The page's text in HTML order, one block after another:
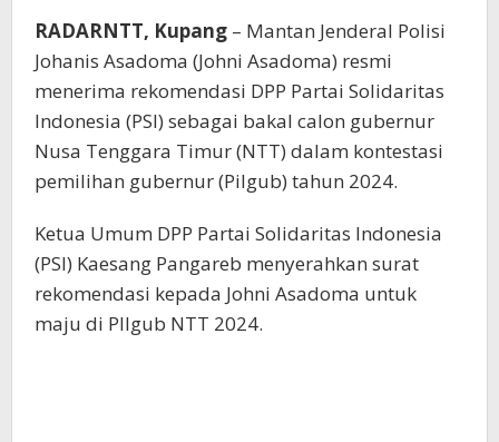
RADARNTT, Kupang – Mantan Jenderal Polisi
Johanis Asadoma (Johni Asadoma) resmi
menerima rekomendasi DPP Partai Solidaritas
Indonesia (PSI) sebagai bakal calon gubernur
Nusa Tenggara Timur (NTT) dalam kontestasi
pemilihan gubernur (Pilgub) tahun 2024.
Ketua Umum DPP Partai Solidaritas Indonesia
(PSI) Kaesang Pangareb menyerahkan surat
rekomendasi kepada Johni Asadoma untuk
maju di PIlgub NTT 2024.